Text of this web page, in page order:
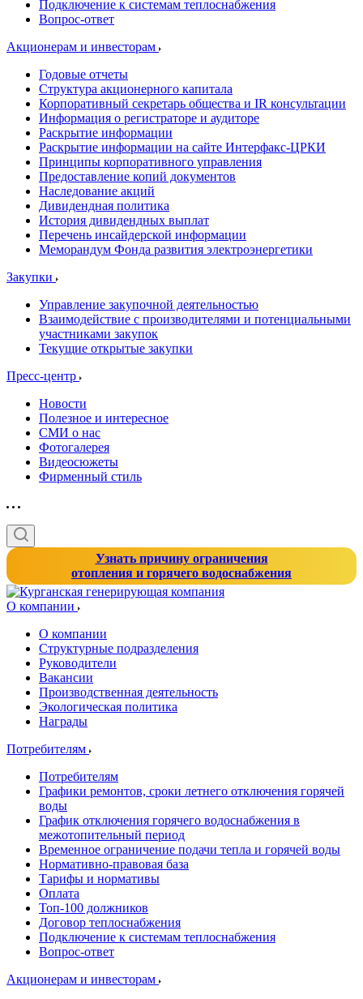
Подключение к системам теплоснабжения
Вопрос-ответ
Акционерам и инвесторам
Годовые отчеты
Структура акционерного капитала
Корпоративный секретарь общества и IR консультации
Информация о регистраторе и аудиторе
Раскрытие информации
Раскрытие информации на сайте Интерфакс-ЦРКИ
Принципы корпоративного управления
Предоставление копий документов
Наследование акций
Дивидендная политика
История дивидендных выплат
Перечень инсайдерской информации
Меморандум Фонда развития электроэнергетики
Закупки
Управление закупочной деятельностью
Взаимодействие с производителями и потенциальными
участниками закупок
Текущие открытые закупки
Пресс-центр
Новости
Полезное и интересное
СМИ о нас
Фотогалерея
Видеосюжеты
Фирменный стиль
Узнать причину ограничения
отопления и горячего водоснабжения
О компании
О компании
Структурные подразделения
Руководители
Вакансии
Производственная деятельность
Экологическая политика
Награды
Потребителям
Потребителям
Графики ремонтов, сроки летнего отключения горячей
воды
График отключения горячего водоснабжения в
межотопительный период
Временное ограничение подачи тепла и горячей воды
Нормативно-правовая база
Тарифы и нормативы
Оплата
Топ-100 должников
Договор теплоснабжения
Подключение к системам теплоснабжения
Вопрос-ответ
Акционерам и инвесторам